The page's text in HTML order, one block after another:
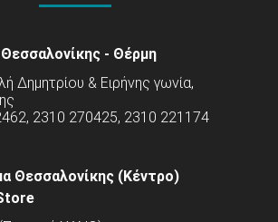
Θεσσαλονίκης - Θέρμη
Δημητρίου & Ειρήνης γωνία,
2310 270425, 2310 221174
Θεσσαλονίκης (Κέντρο)